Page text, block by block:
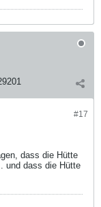
#17
dass die Hütte
und dass die Hütte